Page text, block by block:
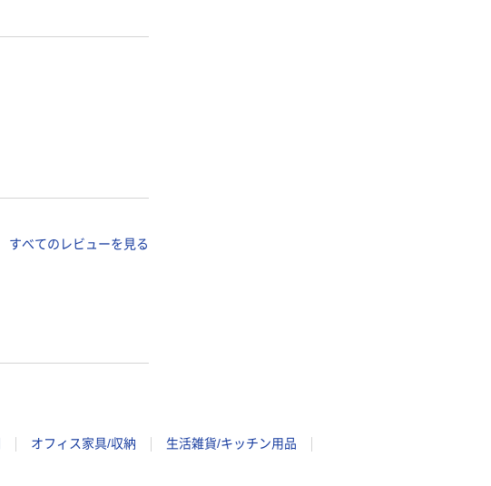
すべてのレビューを見る
オフィス家具/収納 生活雑貨/キッチン用品